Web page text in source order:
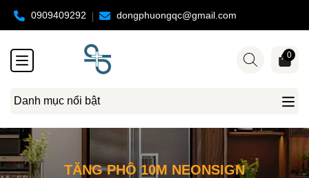
0909409292 dongphuongqc@gmail.com
Danh mục nổi bật
0
TĂNG PHÔ 10M NEONSIGN